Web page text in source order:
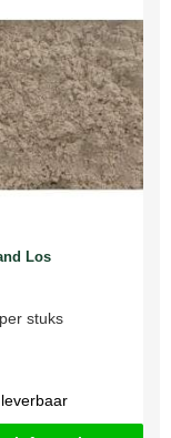
Los
per stuks